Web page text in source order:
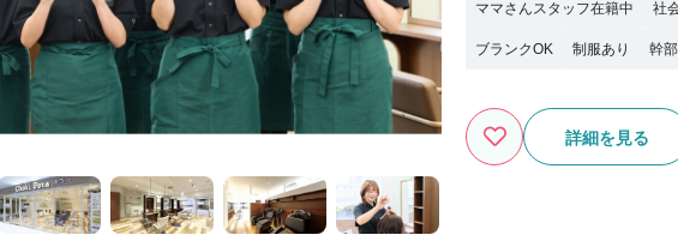
ママさんスタッフ在籍中 社
ブランクOK 制服あり 幹
詳細を見る